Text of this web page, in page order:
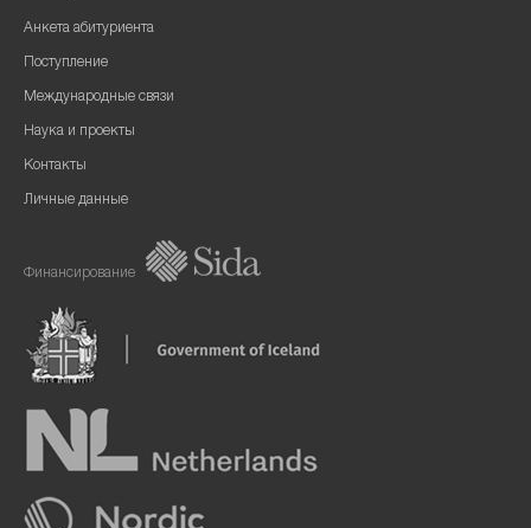
Анкета абитуриента
Поступление
Международные связи
Наука и проекты
Контакты
Личные данные
Финансирование